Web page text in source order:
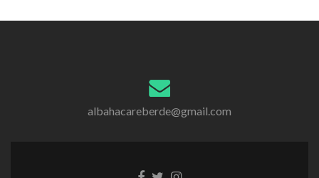
albahacareberde@gmail.com
Enlace
EnlaceEnlace